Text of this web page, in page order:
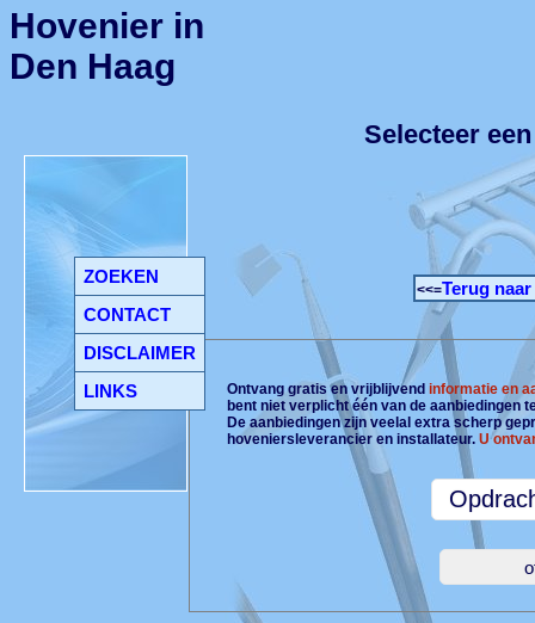
ZOEKEN
CONTACT
DISCLAIMER
LINKS
Hovenier in
Den Haag
Selecteer
<<=Terug
Ontvang gratis en vrijblijvendinformatie en
bent niet verplicht één van de aanbiedingen
De aanbiedingen zijn veelal extra scherp
hoveniersleverancier en installateur.U